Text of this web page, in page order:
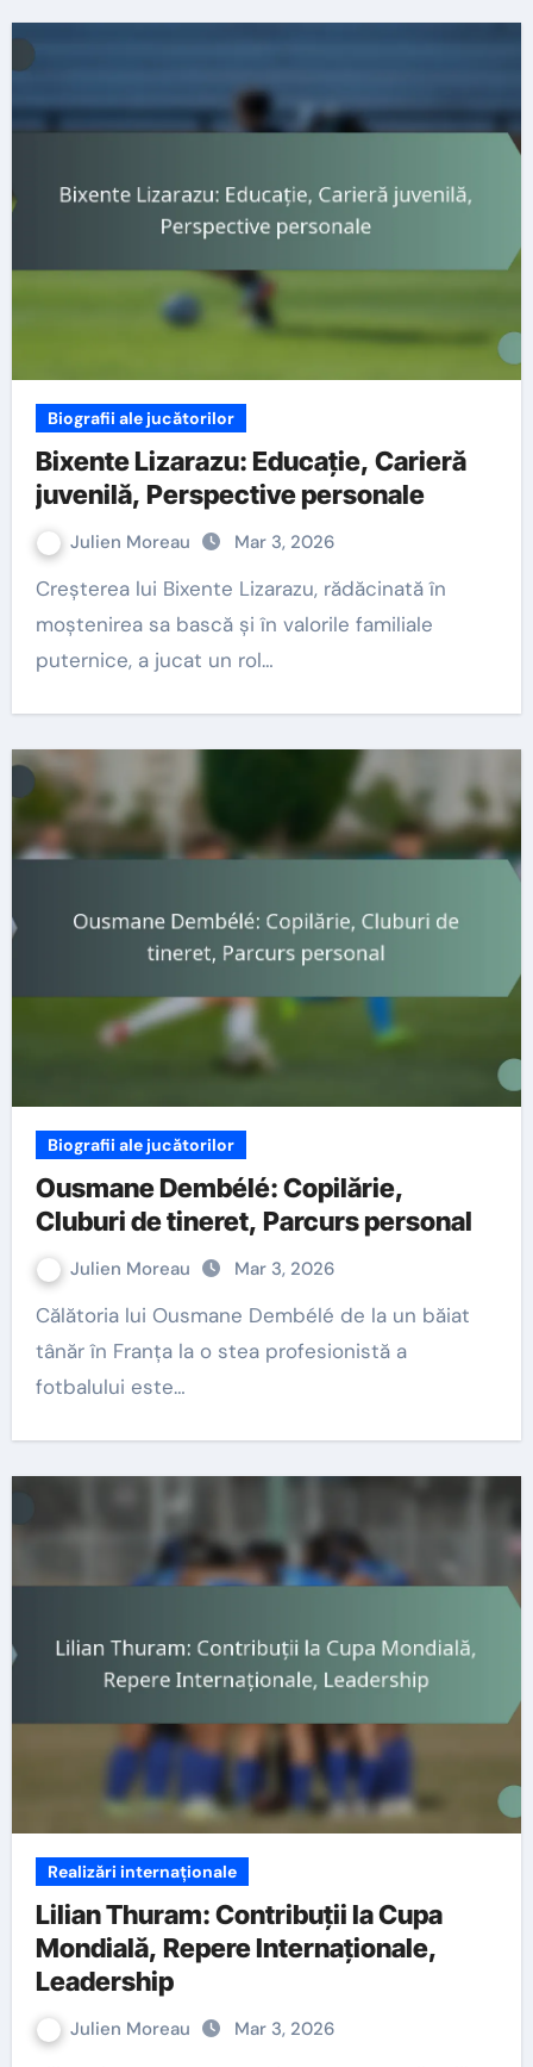
Biografii ale jucătorilor
Bixente Lizarazu: Educație, Carieră
juvenilă, Perspective personale
Julien Moreau Mar 3, 2026
Creșterea lui Bixente Lizarazu, rădăcinată în
moștenirea sa bască și în valorile familiale
puternice, a jucat un rol…
Biografii ale jucătorilor
Ousmane Dembélé: Copilărie,
Cluburi de tineret, Parcurs personal
Julien Moreau Mar 3, 2026
Călătoria lui Ousmane Dembélé de la un băiat
tânăr în Franța la o stea profesionistă a
fotbalului este…
Realizări internaționale
Lilian Thuram: Contribuții la Cupa
Mondială, Repere Internaționale,
Leadership
Julien Moreau Mar 3, 2026